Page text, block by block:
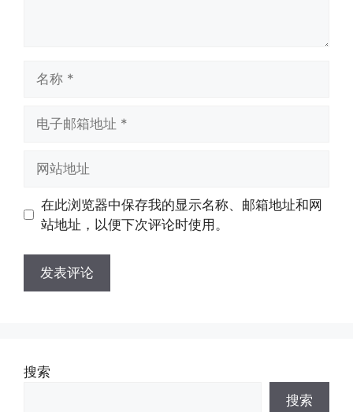
址
址
在此浏览器中保存我的显示名称、邮箱地址和网
站地址，以便下次评论时使用。
搜索
搜索